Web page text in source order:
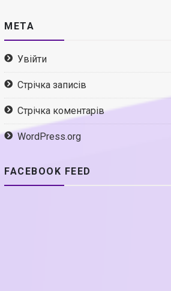
МЕТА
Увійти
Стрічка записів
Стрічка коментарів
WordPress.org
FACEBOOK FEED